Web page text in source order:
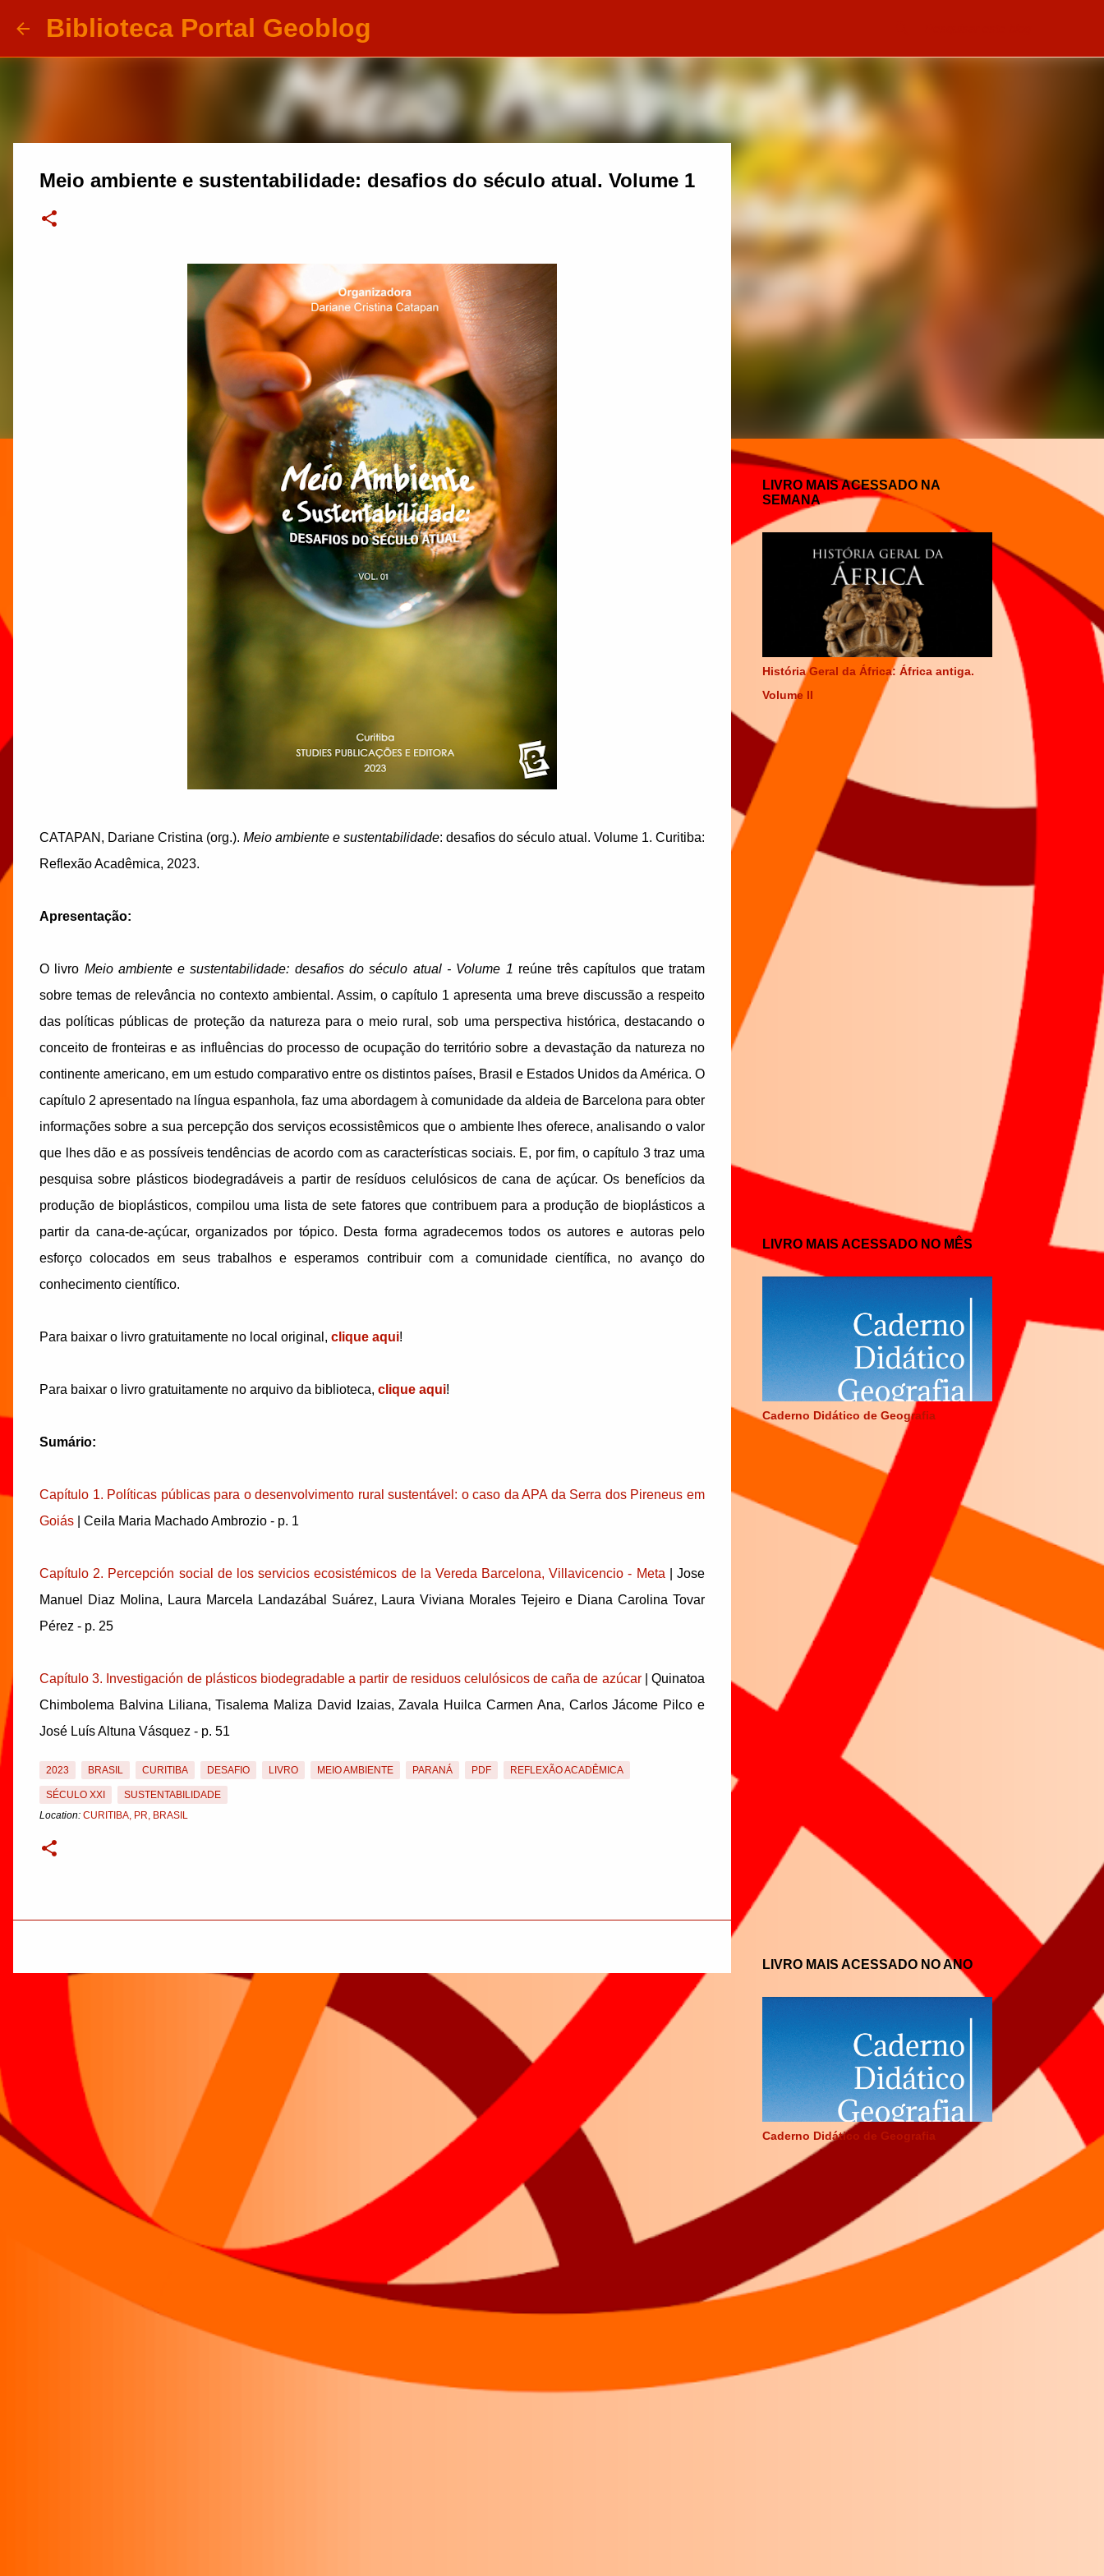
Biblioteca Portal Geoblog
Meio ambiente e sustentabilidade: desafios do século atual. Volume 1
CATAPAN, Dariane Cristina (org.). Meio ambiente e sustentabilidade: desafios do século atual. Volume 1. Curitiba:
Reflexão Acadêmica, 2023.
Apresentação:
O livro Meio ambiente e sustentabilidade: desafios do século atual - Volume 1 reúne três capítulos que tratam
sobre temas de relevância no contexto ambiental. Assim, o capítulo 1 apresenta uma breve discussão a respeito
das políticas públicas de proteção da natureza para o meio rural, sob uma perspectiva histórica, destacando o
conceito de fronteiras e as influências do processo de ocupação do território sobre a devastação da natureza no
continente americano, em um estudo comparativo entre os distintos países, Brasil e Estados Unidos da América. O
capítulo 2 apresentado na língua espanhola, faz uma abordagem à comunidade da aldeia de Barcelona para obter
informações sobre a sua percepção dos serviços ecossistêmicos que o ambiente lhes oferece, analisando o valor
que lhes dão e as possíveis tendências de acordo com as características sociais. E, por fim, o capítulo 3 traz uma
pesquisa sobre plásticos biodegradáveis a partir de resíduos celulósicos de cana de açúcar. Os benefícios da
produção de bioplásticos, compilou uma lista de sete fatores que contribuem para a produção de bioplásticos a
partir da cana-de-açúcar, organizados por tópico. Desta forma agradecemos todos os autores e autoras pelo
esforço colocados em seus trabalhos e esperamos contribuir com a comunidade científica, no avanço do
conhecimento científico.
Para baixar o livro gratuitamente no local original, clique aqui!
Para baixar o livro gratuitamente no arquivo da biblioteca, clique aqui!
Sumário:
Capítulo 1. Políticas públicas para o desenvolvimento rural sustentável: o caso da APA da Serra dos Pireneus em
Goiás | Ceila Maria Machado Ambrozio - p. 1
Capítulo 2. Percepción social de los servicios ecosistémicos de la Vereda Barcelona, Villavicencio - Meta | Jose
Manuel Diaz Molina, Laura Marcela Landazábal Suárez, Laura Viviana Morales Tejeiro e Diana Carolina Tovar
Pérez - p. 25
Capítulo 3. Investigación de plásticos biodegradable a partir de residuos celulósicos de caña de azúcar| Quinatoa
Chimbolema Balvina Liliana, Tisalema Maliza David Izaias, Zavala Huilca Carmen Ana, Carlos Jácome Pilco e
José Luís Altuna Vásquez - p. 51
2023 BRASIL CURITIBA DESAFIO LIVRO MEIO AMBIENTE PARANÁ PDF REFLEXÃO ACADÊMICA
SÉCULO XXI
SUSTENTABILIDADE
Location: CURITIBA, PR, BRASIL
LIVRO MAIS ACESSADO NA
SEMANA
História Geral da África: África antiga.
Volume II
LIVRO MAIS ACESSADO NO MÊS
Caderno Didático de Geografia
LIVRO MAIS ACESSADO NO ANO
Caderno Didático de Geografia